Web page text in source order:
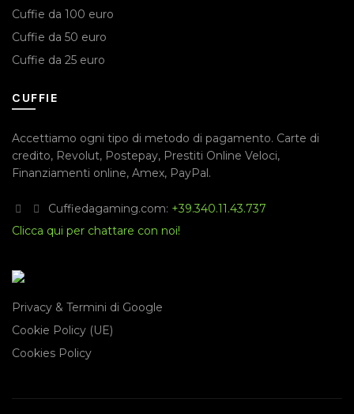
Cuffie da 100 euro
Cuffie da 50 euro
Cuffie da 25 euro
CUFFIE
Accettiamo ogni tipo di metodo di pagamento. Carte di
credito, Revolut, Postepay, Prestiti Online Veloci,
Finanziamenti online, Amex, PayPal .
Cuffiedagaming.com: +39.340.11.43.737
Clicca qui per chattare con noi!
Privacy & Termini di Google
Cookie Policy (UE)
Cookies Policy